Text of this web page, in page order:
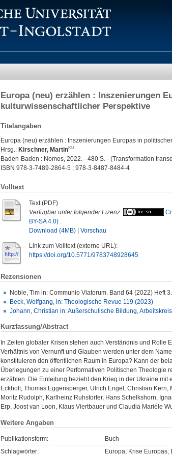
Europa (neu) erzählen : Inszenierungen
kulturwissenschaftlicher Perspektive
Titelangaben
Europa (neu) erzählen : Inszenierungen Europas in
Hrsg.: Kirschner, Martin
Baden-Baden : Nomos, 2022. - 480 S. - (Transformation
ISBN 978-3-7489-2864-5 ; 978-3-8487-8484-4
Volltext
Text (PDF)
Verfügbar unter folgender Lizenz:
BY-SA 4.0) .
Download (4MB)
Vorschau
Link zum Volltext (externe URL):
https://doi.org/10.5771/9783748928645
Rezensionen
Noble, Tim in: Communio Viatorum. Band 64 (2022) Heft
Beck, Wolfgang, in: Theologische Revue 119 (2023)
Johann, Christian in: Außerschulische Bildung,
Kurzfassung/Abstract
In Zeiten globaler Krisen stehen auch Verständnis und
Verhältnis von Vernunft und Glauben werden unter dem
konstituieren den öffentlichen Raum in Europa? Kann der
Überlegungen zu einer Performativen Politischen Theologie
erzählen. Die Einleitung bezieht den Krieg in der Ukraine mit
Eckholt, Thomas Eggensperger, Ulrich Engel, Christian
Moritz Rudolph, Karlheinz Ruhstorfer, Hans Schelkshorn,
Erp, Joost van Loon, Klaus Viertbauer und Claudia Mariéle
Weitere Angaben
Publikationsform:
Buch
Schlagwörter:
Europa; Krise Europas;